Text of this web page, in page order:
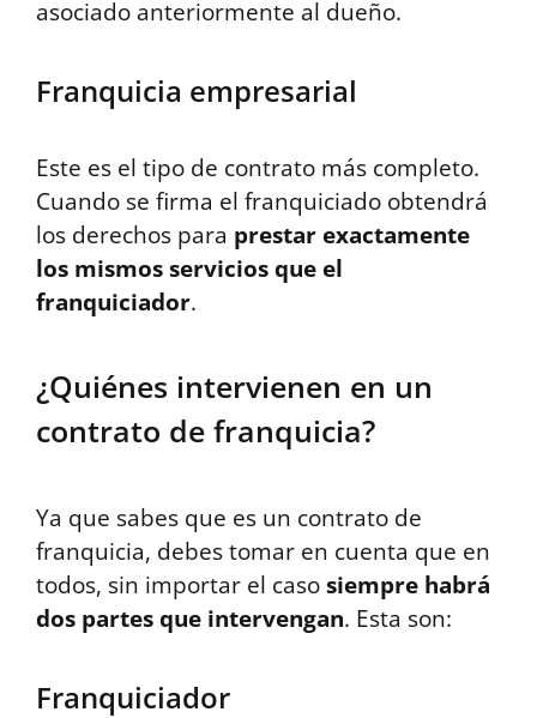
asociado anteriormente al dueño.
Franquicia empresarial
Este es el tipo de contrato más completo.
Cuando se firma el franquiciado obtendrá
los derechos para prestar exactamente
los mismos servicios que el
franquiciador.
¿Quiénes intervienen en un
contrato de franquicia?
Ya que sabes que es un contrato de
franquicia, debes tomar en cuenta que en
todos, sin importar el casosiempre habrá
dos partes que intervengan. Esta son:
Franquiciador